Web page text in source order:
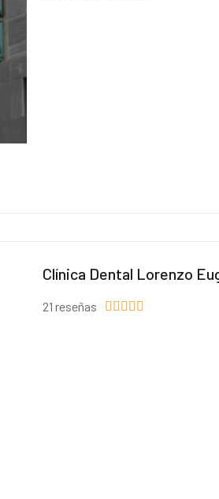
Clínica Dental Lorenzo
21 reseñas     